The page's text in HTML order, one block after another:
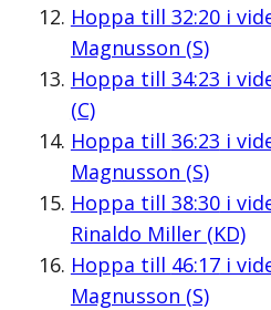
Hoppa till 32:20i
Magnusson (S)
Hoppa till 34:23 i
(C)
Hoppa till 36:23 i
Magnusson (S)
Hoppa till 38:30i
Rinaldo Miller (KD)
Hoppa till 46:17i
Magnusson (S)